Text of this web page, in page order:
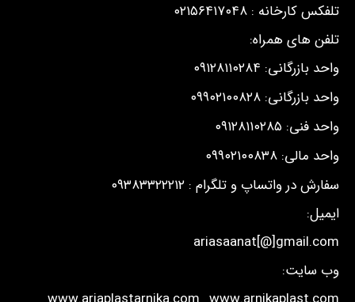
تلفکس کارخانه : ۰۲۱۵۶۴۱۷۰۴۸
تلفن های همراه:
واحد بازرگانی: ۰۹۱۲۸۱۱۰۲۸۴
واحد بازرگانی: ۰۹۹۰۲۱۰۰۸۲۸
واحد فنی: ۰۹۱۲۸۱۱۰۲۸۵
واحد مالی: ۰۹۹۰۲۱۰۰۸۳۸
سفارش در واتساپ و تلگرام : ۰۹۳۸۳۳۲۲۲۱۲
ایمیل:
ariasaanat[@]gmail.com
وب سایت: